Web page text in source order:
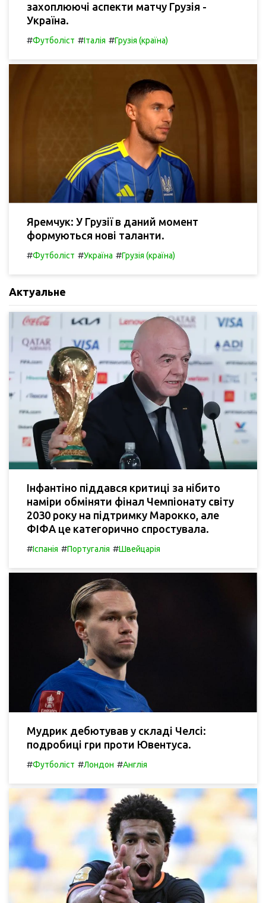
захоплюючі аспекти матчу Грузія -
Україна.
#Футболіст #Італія #Грузія (країна)
Яремчук: У Грузії в даний момент
формуються нові таланти.
#Футболіст #Україна #Грузія (країна)
Актуальне
Інфантіно піддався критиці за нібито
наміри обміняти фінал Чемпіонату світу
2030 року на підтримку Марокко, але
ФІФА це категорично спростувала.
#Іспанія #Португалія #Швейцарія
Мудрик дебютував у складі Челсі:
подробиці гри проти Ювентуса.
#Футболіст #Лондон #Англія